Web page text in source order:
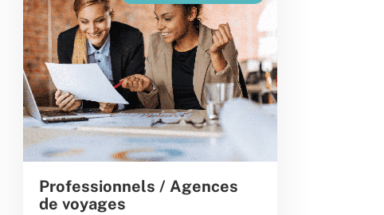
Professionnels / Agences
de voyages